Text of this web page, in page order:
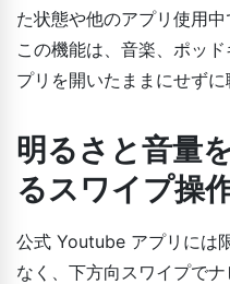
た状態や他のアプリ使用中
この機能は、音楽、ポッ
プリを開いたままにせずに
明るさと音量
るスワイプ操
公式 Youtube アプリには
なく、下方向スワイプでナ